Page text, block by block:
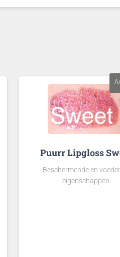
Puurr Lipgloss
Beschermende en
eigenschappen